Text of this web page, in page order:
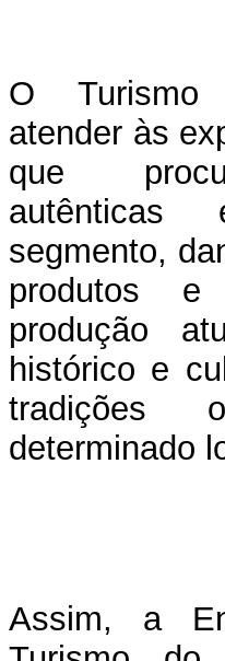
O Turismo
atender às
que
segmento,
produtos
produção
histórico e
tradições
determinado
Assim, a